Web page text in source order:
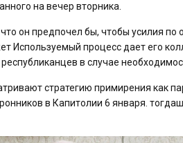
на вечер вторника.
он предпочел бы, чтобы усилия
Используемый процесс дает его
в случае
стратегию примирения как
в Капитолии 6 января.